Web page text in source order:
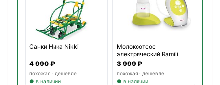
Санки Ника Nikki
4 990 ₽
похожая · дешевле
● в наличии
Молокоотсос
электрический Ramili
Single Elec
3 999 ₽
похожая · дешевле
● в наличии